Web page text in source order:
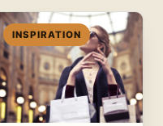
INSPIRATION